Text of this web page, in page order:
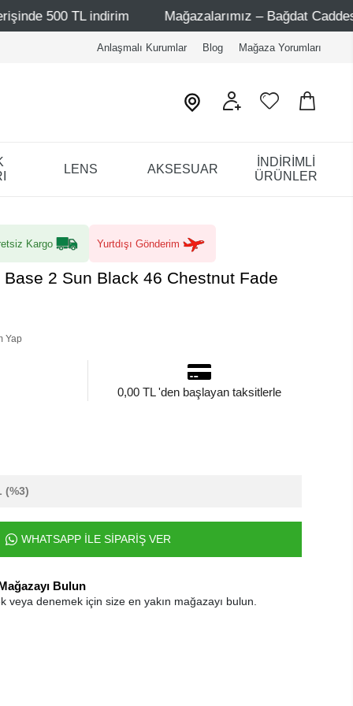
indirim Mağazalarımız – Bağdat Caddesi 1 - Bağdat
Anlaşmalı Kurumlar Blog Mağaza Yorumları
LENS AKSESUAR
İNDİRİMLİ
ÜRÜNLER
Kargo Yurtdışı Gönderim
2 Sun Black 46 Chestnut Fade
Yap
0,00 TL 'den başlayan taksitlerle
(%3)
WHATSAPP İLE SİPARİŞ VER
Bulun
veya denemek için size en yakın mağazayı bulun.